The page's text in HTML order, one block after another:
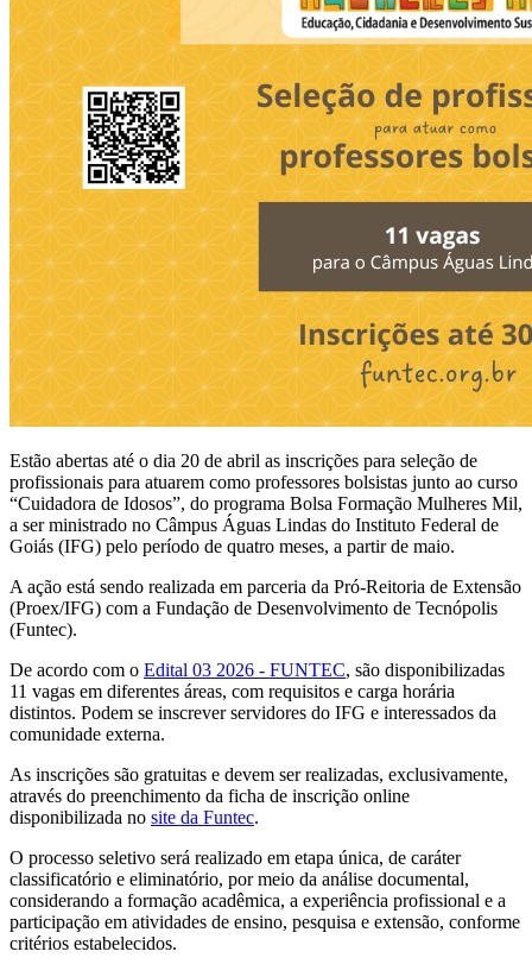
Estão abertas até o dia 20 de abril as inscrições para seleção de
profissionais para atuarem como professores bolsistas junto ao curso
“Cuidadora de Idosos”, do programa Bolsa Formação Mulheres Mil,
a ser ministrado no Câmpus Águas Lindas do Instituto Federal de
Goiás (IFG) pelo período de quatro meses, a partir de maio.
A ação está sendo realizada em parceria da Pró-Reitoria de Extensão
(Proex/IFG) com a Fundação de Desenvolvimento de Tecnópolis
(Funtec).
De acordo com o Edital 03 2026 - FUNTEC, são disponibilizadas
11 vagas em diferentes áreas, com requisitos e carga horária
distintos. Podem se inscrever servidores do IFG e interessados da
comunidade externa.
As inscrições são gratuitas e devem ser realizadas, exclusivamente,
através do preenchimento da ficha de inscrição online
disponibilizada no site da Funtec.
O processo seletivo será realizado em etapa única, de caráter
classificatório e eliminatório, por meio da análise documental,
considerando a formação acadêmica, a experiência profissional e a
participação em atividades de ensino, pesquisa e extensão, conforme
critérios estabelecidos.